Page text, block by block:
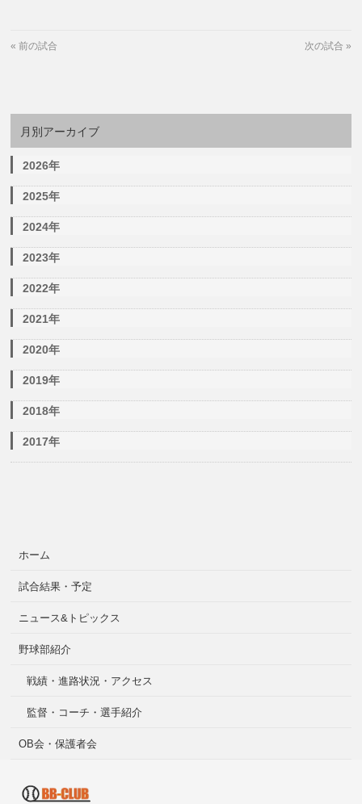
«前の試合 次の試合 »
月別アーカイブ
2026年
2025年
2024年
2023年
2022年
2021年
2020年
2019年
2018年
2017年
ホーム
試合結果・予定
ニュース&トピックス
野球部紹介
戦績・進路状況・アクセス
監督・コーチ・選手紹介
OB会・保護者会